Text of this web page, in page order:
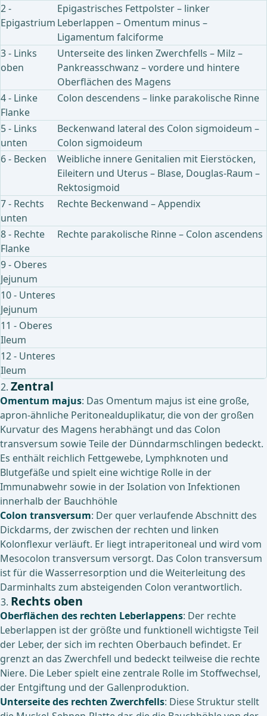
2 -
Epigastrium
Epigastrisches Fettpolster – linker
Leberlappen – Omentum minus –
Ligamentum falciforme
3 - Links
oben
Unterseite des linken Zwerchfells – Milz –
Pankreasschwanz – vordere und hintere
Oberflächen des Magens
4 - Linke
Flanke
Colon descendens – linke parakolische Rinne
5 - Links
unten
Beckenwand lateral des Colon sigmoideum –
Colon sigmoideum
6 - Becken
Weibliche innere Genitalien mit Eierstöcken,
Eileitern und Uterus – Blase, Douglas-Raum –
Rektosigmoid
7 - Rechts
unten
Rechte Beckenwand – Appendix
8 - Rechte
Flanke
Rechte parakolische Rinne – Colon ascendens
9 - Oberes
Jejunum
10 - Unteres
Jejunum
11 - Oberes
Ileum
12 - Unteres
Ileum
Zentral
Omentum majus: Das Omentum majus ist eine große,
apron-ähnliche Peritonealduplikatur, die von der großen
Kurvatur des Magens herabhängt und das Colon
transversum sowie Teile der Dünndarmschlingen bedeckt.
Es enthält reichlich Fettgewebe, Lymphknoten und
Blutgefäße und spielt eine wichtige Rolle in der
Immunabwehr sowie in der Isolation von Infektionen
innerhalb der Bauchhöhle
Colon transversum: Der quer verlaufende Abschnitt des
Dickdarms, der zwischen der rechten und linken
Kolonflexur verläuft. Er liegt intraperitoneal und wird vom
Mesocolon transversum versorgt. Das Colon transversum
ist für die Wasserresorption und die Weiterleitung des
Darminhalts zum absteigenden Colon verantwortlich.
Rechts oben
Oberflächen des rechten Leberlappens: Der rechte
Leberlappen ist der größte und funktionell wichtigste Teil
der Leber, der sich im rechten Oberbauch befindet. Er
grenzt an das Zwerchfell und bedeckt teilweise die rechte
Niere. Die Leber spielt eine zentrale Rolle im Stoffwechsel,
der Entgiftung und der Gallenproduktion.
Unterseite des rechten Zwerchfells: Diese Struktur stellt